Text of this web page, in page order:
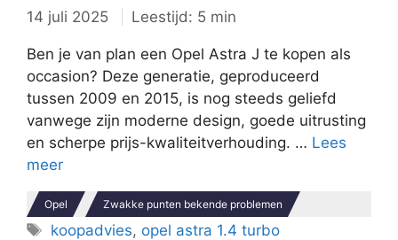
14 juli 2025 Leestijd: 5 min
Ben je van plan een Opel Astra J te kopen als
occasion? Deze generatie, geproduceerd
tussen 2009 en 2015, is nog steeds geliefd
vanwege zijn moderne design, goede uitrusting
en scherpe prijs-kwaliteitverhouding. … Lees
meer
Opel Zwakke punten bekende problemen
Tags
koopadvies, opel astra 1.4 turbo